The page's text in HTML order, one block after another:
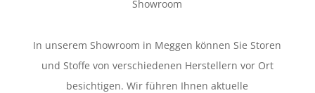
Showroom
In unserem Showroom in Meggen können Sie Storen
und Stoffe von verschiedenen Herstellern vor Ort
besichtigen. Wir führen Ihnen aktuelle